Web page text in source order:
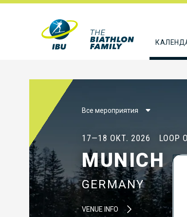
Все мероприятия
17—18 ОКТ. 2026 LOOP
MUNICH
GERMANY
VENUE INFO